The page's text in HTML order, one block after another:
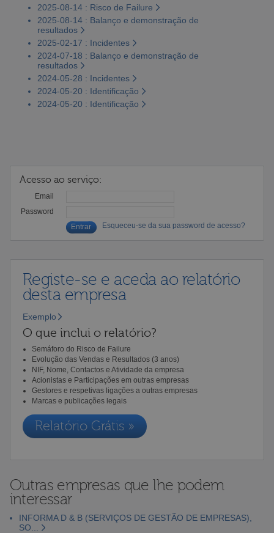
2025-08-14 : Risco de Failure
2025-08-14 : Balanço e demonstração de
resultados
2025-02-17 : Incidentes
2024-07-18 : Balanço e demonstração de
resultados
2024-05-28 : Incidentes
2024-05-20 : Identificação
2024-05-20 : Identificação
Acesso ao serviço:
Email
Password
Esqueceu-se da sua password de acesso?
Registe-se e aceda ao relatório
desta empresa
Exemplo
O que inclui o relatório?
Semáforo do Risco de Failure
Evolução das Vendas e Resultados (3 anos)
NIF, Nome, Contactos e Atividade da empresa
Acionistas e Participações em outras empresas
Gestores e respetivas ligações a outras empresas
Marcas e publicações legais
Relatório Grátis »
Outras empresas que lhe podem
interessar
INFORMA D & B (SERVIÇOS DE GESTÃO DE EMPRESAS),
SO...